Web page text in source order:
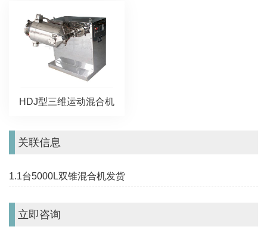
HDJ型三维运动混合机
关联信息
1.1台5000L双锥混合机发货
立即咨询